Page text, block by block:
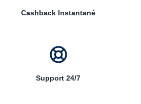
Cashback Instantané
Support 24/7